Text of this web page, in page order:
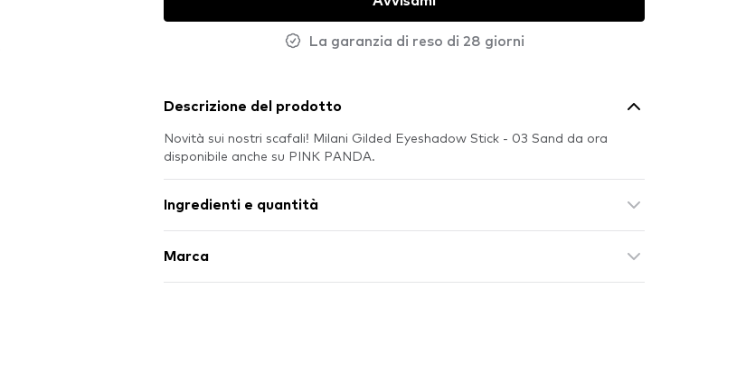
La garanzia di reso di 28 giorni
Descrizione del prodotto
Novità sui nostri scafali! Milani Gilded Eyeshadow Stick - 03 Sand da ora
disponibile anche su PINK PANDA.
Ingredienti e quantità
Marca